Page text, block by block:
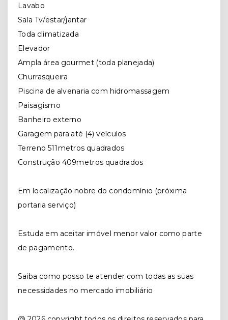
Lavabo
Sala Tv/estar/jantar
Toda climatizada
Elevador
Ampla área gourmet (toda planejada)
Churrasqueira
Piscina de alvenaria com hidromassagem
Paisagismo
Banheiro externo
Garagem para até (4) veículos
Terreno 511metros quadrados
Construção 409metros quadrados
Em localização nobre do condomínio (próxima
portaria serviço)
Estuda em aceitar imóvel menor valor como parte
de pagamento.
Saiba como posso te atender com todas as suas
necessidades no mercado imobiliário